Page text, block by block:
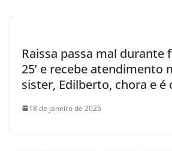
Raissa passa mal durante
25’ e recebe atendimento
sister, Edilberto, chora e é
18 de janeiro de 2025